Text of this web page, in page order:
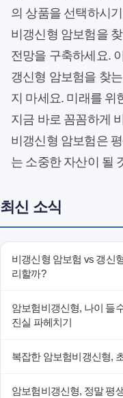
의 상품을 선택하시
비갱신형 암보험을
전망을 구축하세요.
갱신형 암보험을 찾
지 마세요. 미래를 위
지금 바로 꼼꼼하게
비갱신형 암보험은
는 소중한 자산이 될
최신 소식
비갱신형 암보험 vs 갱신
리할까?
암보험비갱신형, 나이 들
진실 파헤치기
복잡한 암보험비갱신형,
암보험비갱신형, 정말 평